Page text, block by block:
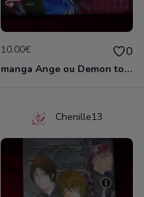
10.00€ 0
manga Ange ou Demon tome 1
Chenille13